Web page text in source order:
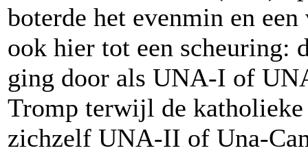
boterde het evenmin en
ook hier tot een scheuring:
ging door als UNA-I of
Tromp terwijl de
zichzelf UNA-II of Una-